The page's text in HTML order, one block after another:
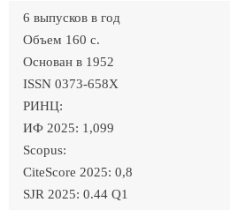
6 выпусков в год
Объем 160 c.
Основан в 1952
ISSN 0373-658X
РИНЦ:
ИФ 2025: 1,099
Scopus:
CiteScore 2025: 0,8
SJR 2025: 0.44 Q1